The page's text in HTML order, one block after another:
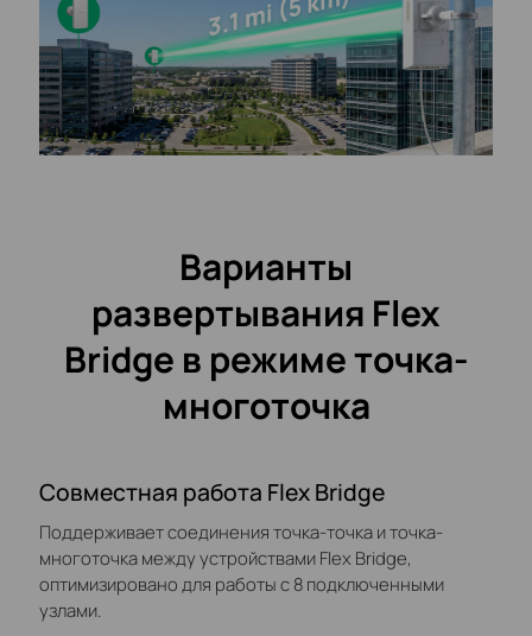
Варианты
развертывания Flex
Bridge в режиме точка-
многоточка
Совместная работа Flex Bridge
Поддерживает соединения точка-точка и точка-
многоточка между устройствами Flex Bridge,
оптимизировано для работы с 8 подключенными
узлами.